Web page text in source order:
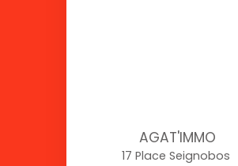
AGAT'IMMO
17 Place Seignobos